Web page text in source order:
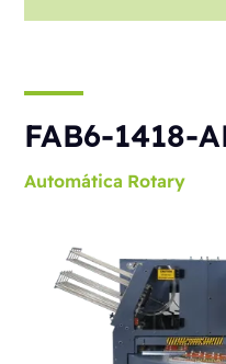
FAB6-1418-
Automática Rotary